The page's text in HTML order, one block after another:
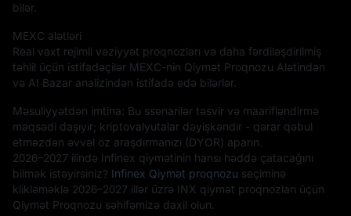
bilər.
MEXC alətləri
Real vaxt rejimli vəziyyət proqnozları və daha fərdiləşdirilmiş
təhlil üçün istifadəçilər MEXC-nin Qiymət Proqnozu Alətindən
və AI Bazar analizindən istifadə edə bilərlər.
Məsuliyyətdən imtina: Bu ssenarilər təsvir və maarifləndirmə
məqsədi daşıyır; kriptovalyutalar dəyişkəndir - qərar qəbul
etməzdən əvvəl öz araşdırmanızı (DYOR) aparın.
2026–2027 ilində Infinex qiymətinin hansı həddə çatacağını
bilmək istəyirsiniz? Infinex Qiymət proqnozu seçiminə
klikləməklə 2026–2027 illər üzrə INX qiymət proqnozları üçün
Qiymət Proqnozu səhifəmizə daxil olun.